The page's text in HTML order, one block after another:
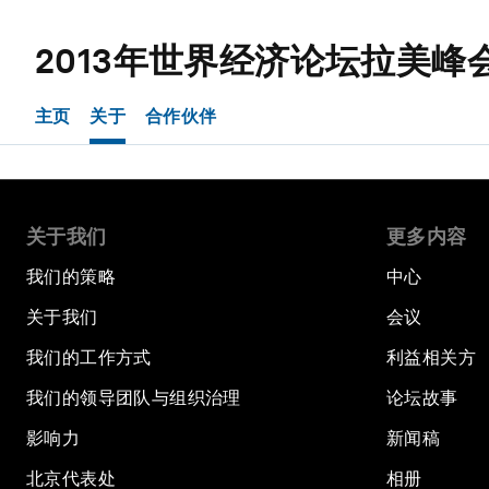
2013年世界经济论坛拉美峰
主页 关于 合作伙伴
关于我们
我们的策略
关于我们
我们的工作方式
我们的领导团队与组织治理
影响力
北京代表处
更多内容
中心
会议
利益相关方
论坛故事
新闻稿
相册